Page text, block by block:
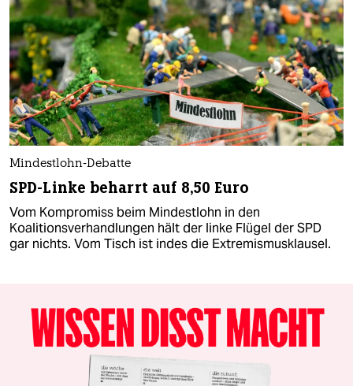
Mindestlohn-Debatte
SPD-Linke beharrt auf 8,50 Euro
Vom Kompromiss beim Mindestlohn in den
Koalitionsverhandlungen hält der linke Flügel der SPD
gar nichts. Vom Tisch ist indes die Extremismusklausel.